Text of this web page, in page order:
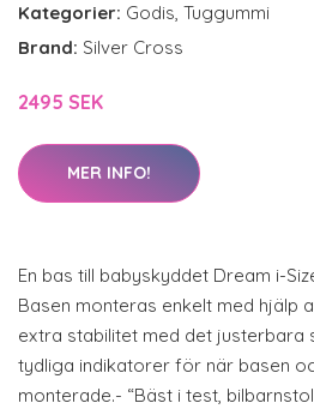
Kategorier: Godis, Tuggummi
Brand: Silver Cross
2495 SEK
MER INFO!
En bas till babyskyddet Dream i-
Basen monteras enkelt med hjälp
extra stabilitet med det justerbara
tydliga indikatorer för när basen
monterade.- “Bäst i test,